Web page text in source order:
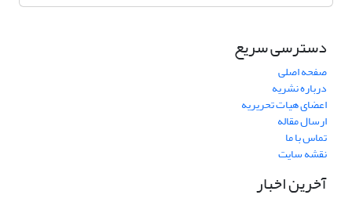
دسترسی سریع
صفحه اصلی
درباره نشریه
اعضای هیات تحریریه
ارسال مقاله
تماس با ما
نقشه سایت
آخرین اخبار